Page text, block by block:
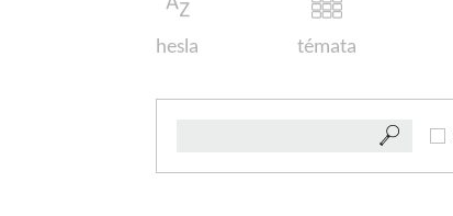
hesla témata